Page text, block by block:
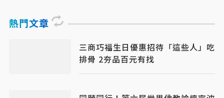
熱門文章
三商巧福生日優惠招待「這些人」吃
排骨 2夯品百元有找